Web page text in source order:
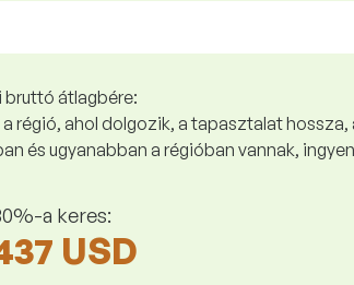
bruttó átlagbére:
ahol dolgozik, a tapasztalat hossza,
és ugyanabban a régióban vannak,
a keres:
USD